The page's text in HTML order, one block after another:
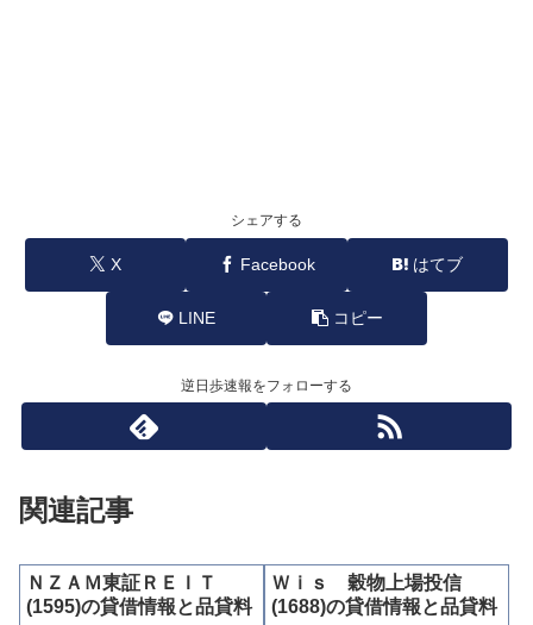
シェアする
X Facebook はてブ
LINE コピー
逆日歩速報をフォローする
関連記事
ＮＺＡＭ東証ＲＥＩＴ
(1595)の貸借情報と品貸料
Ｗｉｓ 穀物上場投信
(1688)の貸借情報と品貸料